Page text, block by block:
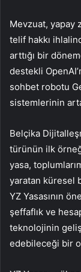
Mevzuat, yapay
telif hakkı
arttığı bir
destekli
sohbet robotu
sistemlerinin
Belçika
türünün ilk
yasa,
yaratan küresel
YZ Yasasının
şeffaflık ve
teknolojinin
edebileceği bir